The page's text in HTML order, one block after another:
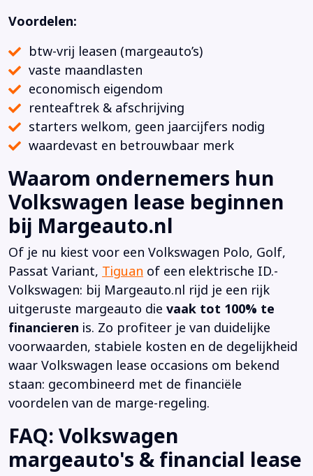
Voordelen:
btw-vrij leasen (margeauto’s)
vaste maandlasten
economisch eigendom
renteaftrek & afschrijving
starters welkom, geen jaarcijfers nodig
waardevast en betrouwbaar merk
Waarom ondernemers hun
Volkswagen lease beginnen
bij Margeauto.nl
Of je nu kiest voor een Volkswagen Polo, Golf,
Passat Variant, Tiguan of een elektrische ID.-
Volkswagen: bij Margeauto.nl rijd je een rijk
uitgeruste margeauto die vaak tot 100% te
financieren is. Zo profiteer je van duidelijke
voorwaarden, stabiele kosten en de degelijkheid
waar Volkswagen lease occasions om bekend
staan: gecombineerd met de financiële
voordelen van de marge-regeling.
FAQ: Volkswagen
margeauto's & financial lease